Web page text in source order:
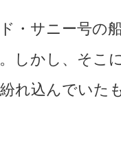
・サニー号の
しかし、そこ
れ込んでいた